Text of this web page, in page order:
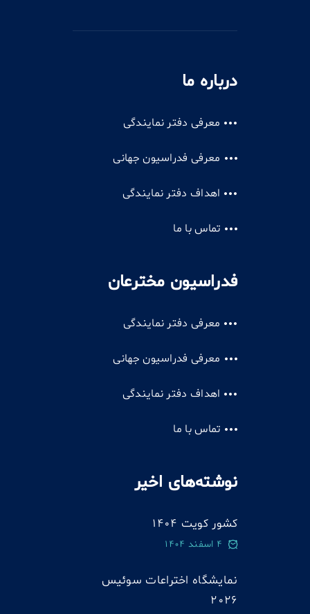
درباره ما
معرفی دفتر نمایندگی
معرفی فدراسیون جهانی
اهداف دفتر نمایندگی
تماس با ما
فدراسیون مخترعان
معرفی دفتر نمایندگی
معرفی فدراسیون جهانی
اهداف دفتر نمایندگی
تماس با ما
نوشته‌های اخیر
کشور کویت 1404
4 اسفند 1404
نمایشگاه اختراعات سوئيس
2026